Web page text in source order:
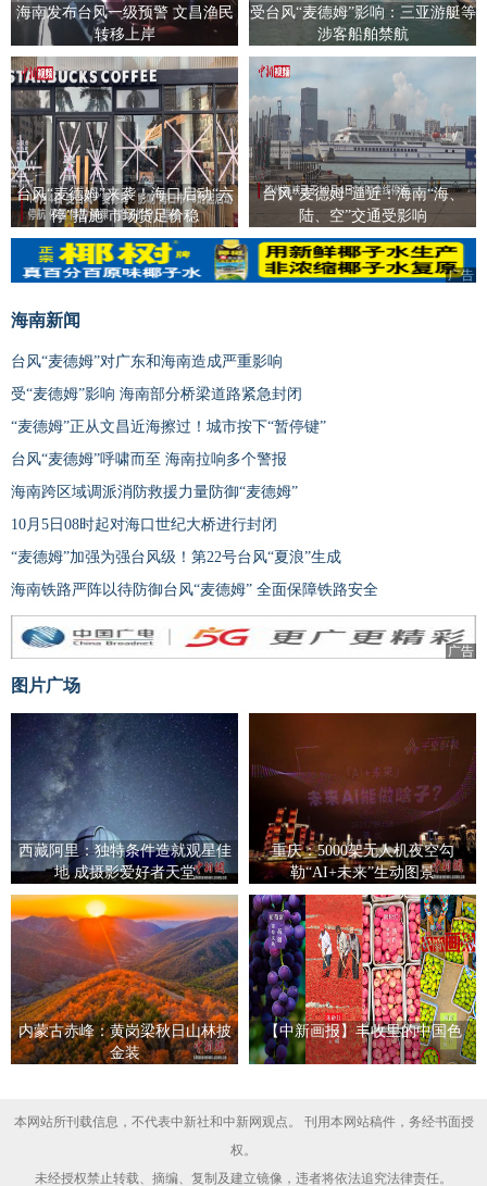
海南发布台风一级预警 文昌渔民
转移上岸
受台风“麦德姆”影响：三亚游艇等
涉客船舶禁航
台风“麦德姆”来袭！海口启动“六
停”措施 市场货足价稳
台风“麦德姆”逼近：海南“海、
陆、空”交通受影响
广告
广告
海南新闻
台风“麦德姆”对广东和海南造成严重影响
受“麦德姆”影响 海南部分桥梁道路紧急封闭
“麦德姆”正从文昌近海擦过！城市按下“暂停键”
台风“麦德姆”呼啸而至 海南拉响多个警报
海南跨区域调派消防救援力量防御“麦德姆”
10月5日08时起对海口世纪大桥进行封闭
“麦德姆”加强为强台风级！第22号台风“夏浪”生成
海南铁路严阵以待防御台风“麦德姆” 全面保障铁路安全
广告
图片广场
西藏阿里：独特条件造就观星佳
地 成摄影爱好者天堂
重庆：5000架无人机夜空勾
勒“AI+未来”生动图景
内蒙古赤峰：黄岗梁秋日山林披
金装
【中新画报】丰收里的中国色
本网站所刊载信息，不代表中新社和中新网观点。 刊用本网站稿件，务经书面授
权。
未经授权禁止转载、摘编、复制及建立镜像，违者将依法追究法律责任。